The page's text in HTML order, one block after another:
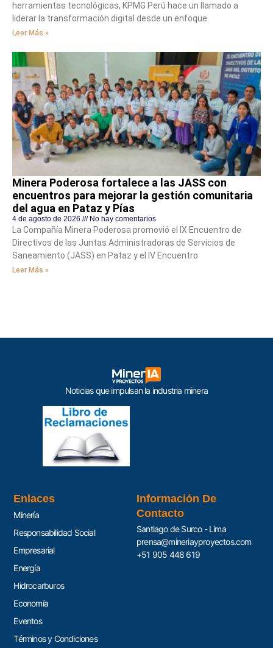
herramientas tecnológicas, KPMG Perú hace un llamado a
liderar la transformación digital desde un enfoque
Leer Más »
Minera Poderosa fortalece a las JASS con
encuentros para mejorar la gestión comunitaria
del agua en Pataz y Pías
4 de agosto de 2026 No hay comentarios
La Compañía Minera Poderosa promovió el IX Encuentro de
Directivos de las Juntas Administradoras de Servicios de
Saneamiento (JASS) en Pataz y el IV Encuentro
Leer Más »
Noticias que impulsan la industria minera
Enlaces
Minería
Responsabilidad Social
Empresarial
Energía
Hidrocarburos
Economía
Eventos
Términos y Condiciones
Información De
Contacto
Santiago de Surco - Lima
prensa@mineriayproyectos.com
+51 905 448 619